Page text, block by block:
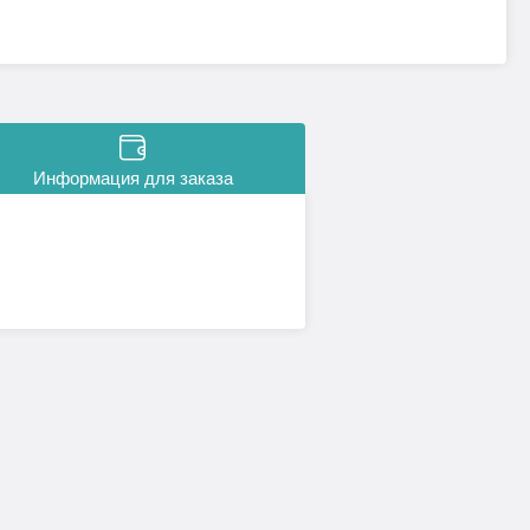
Информация для заказа